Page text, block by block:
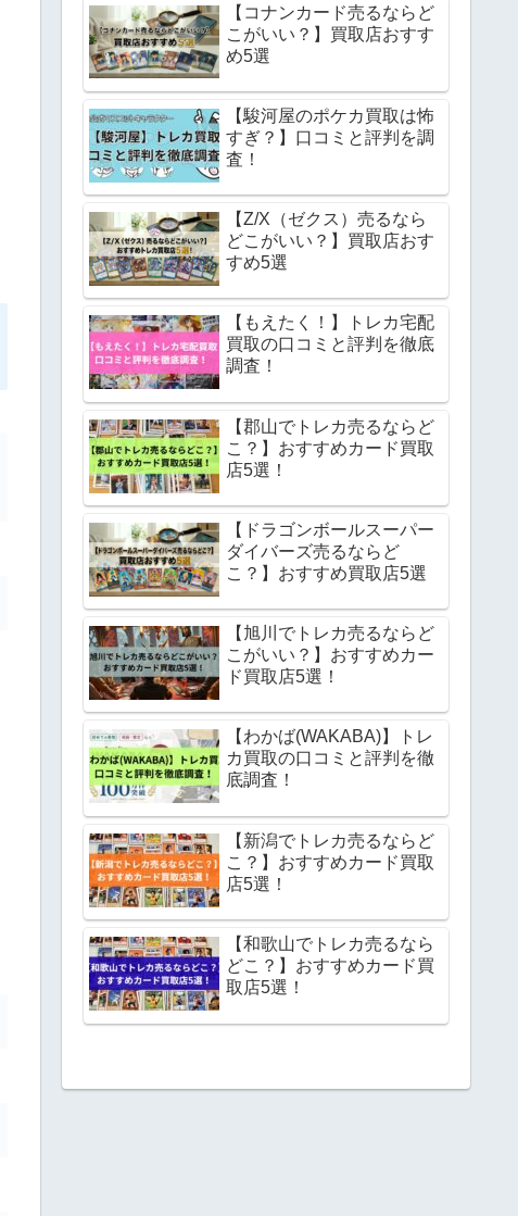
【コナンカード売るならど
こがいい？】買取店おすす
め5選
【駿河屋のポケカ買取は怖
すぎ？】口コミと評判を調
査！
【Z/X（ゼクス）売るなら
どこがいい？】買取店おす
すめ5選
【もえたく！】トレカ宅配
買取の口コミと評判を徹底
調査！
【郡山でトレカ売るならど
こ？】おすすめカード買取
店5選！
【ドラゴンボールスーパー
ダイバーズ売るならど
こ？】おすすめ買取店5選
【旭川でトレカ売るならど
こがいい？】おすすめカー
ド買取店5選！
【わかば(WAKABA)】トレ
カ買取の口コミと評判を徹
底調査！
【新潟でトレカ売るならど
こ？】おすすめカード買取
店5選！
【和歌山でトレカ売るなら
どこ？】おすすめカード買
取店5選！